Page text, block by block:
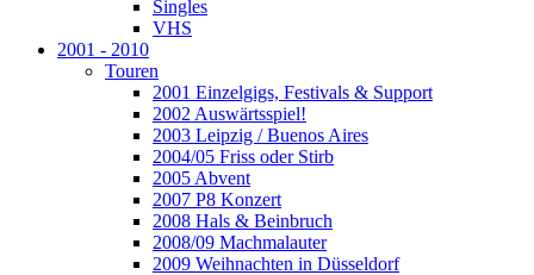
Singles
VHS
2001 - 2010
Touren
2001 Einzelgigs, Festivals & Support
2002 Auswärtsspiel!
2003 Leipzig / Buenos Aires
2004/05 Friss oder Stirb
2005 Abvent
2007 P8 Konzert
2008 Hals & Beinbruch
2008/09 Machmalauter
2009 Weihnachten in Düsseldorf